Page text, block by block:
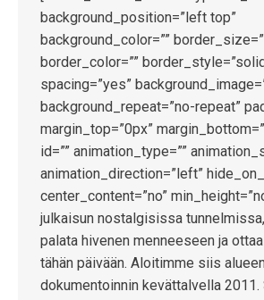
background_position=”left top”
background_color=””
border_color=””
spacing=”yes”
background_repeat=”no-repeat”
margin_top=”0px”
id=”” animation_type=””
animation_direction=”left”
center_content=”no”
julkaisun nostalgisissa
palata hivenen menneeseen ja
tähän päivään. Aloitimme siis
dokumentoinnin kevättalvella 2011.